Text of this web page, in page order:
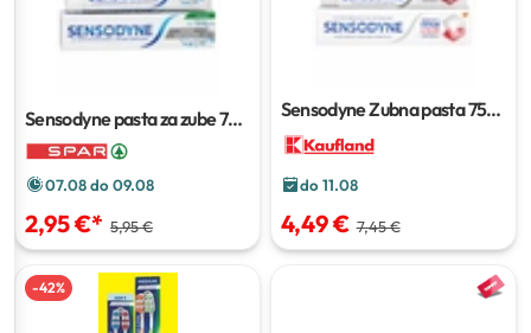
Sensodyne pasta za zube75
ml
07.08 do 09.08
2,95 €* 5,95 €
Sensodyne Zubna pasta75
do 11.08
4,49 € 7,45 €
-42%